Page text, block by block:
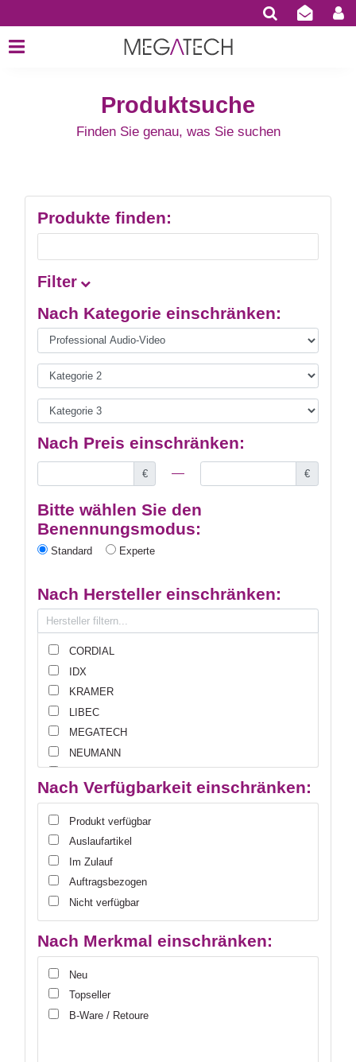
Produktsuche
Finden Sie genau, was Sie suchen
Produkte finden:
Filter
Nach Kategorie einschränken:
Nach Preis einschränken:
€ €
Bitte wählen Sie den
Benennungsmodus:
Standard Experte
Nach Hersteller einschränken:
CORDIAL
IDX
KRAMER
LIBEC
MEGATECH
NEUMANN
NEWTEK
SMARTMETALS MOUNTING SOLUTIONS
SOMMER CABLE
SWIT ELECTRONICS
WENTRONIC
WOLFVISION
Nach Verfügbarkeit einschränken:
Produkt verfügbar
Auslaufartikel
Im Zulauf
Auftragsbezogen
Nicht verfügbar
Nach Merkmal einschränken:
Neu
Topseller
B-Ware / Retoure